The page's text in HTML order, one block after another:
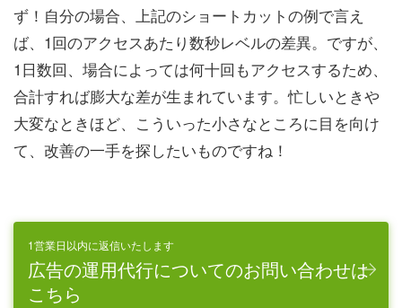
ず！自分の場合、上記のショートカットの例で言え
ば、1回のアクセスあたり数秒レベルの差異。ですが、
1日数回、場合によっては何十回もアクセスするため、
合計すれば膨大な差が生まれています。忙しいときや
大変なときほど、こういった小さなところに目を向け
て、改善の一手を探したいものですね！
1営業日以内に返信いたします
広告の運用代行についてのお問い合わせは
こちら